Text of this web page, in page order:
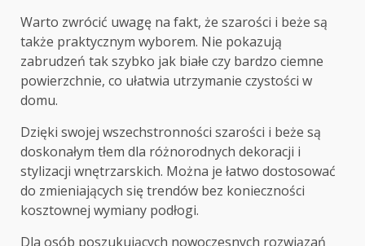
Warto zwrócić uwagę na fakt, że szarości i beże są
także praktycznym wyborem. Nie pokazują
zabrudzeń tak szybko jak białe czy bardzo ciemne
powierzchnie, co ułatwia utrzymanie czystości w
domu.
Dzięki swojej wszechstronności szarości i beże są
doskonałym tłem dla różnorodnych dekoracji i
stylizacji wnętrzarskich. Można je łatwo dostosować
do zmieniających się trendów bez konieczności
kosztownej wymiany podłogi.
Dla osób poszukujących nowoczesnych rozwiązań